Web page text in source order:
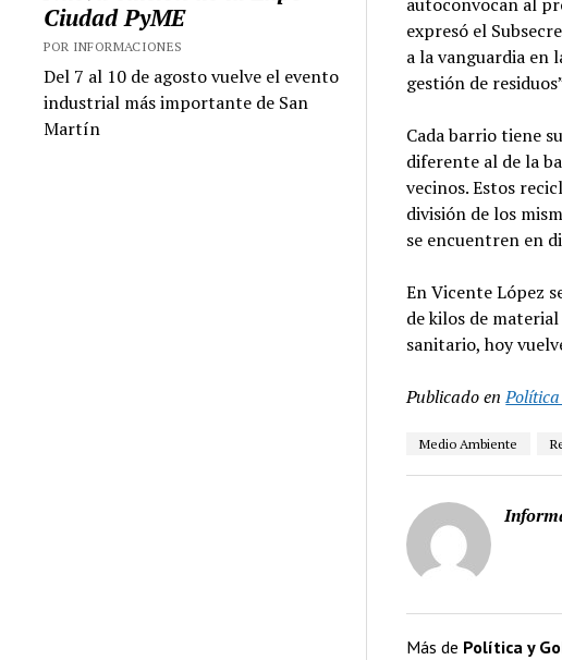
Ciudad PyME
POR INFORMACIONES
Del 7 al 10 de agosto vuelve el evento
industrial más importante de San
Martín
expresó el
a la vanguardia en
gestión de
Cada barrio tiene
diferente al de la
vecinos. Estos
división de los
se encuentren en
En Vicente López
de kilos de
sanitario, hoy
Publicado en
Medio Ambiente
Más de Política y